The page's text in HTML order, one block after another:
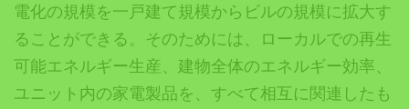
電化の規模を一戸建て規模からビルの規模に拡大す
ることができる。そのためには、ローカルでの再生
可能エネルギー生産、建物全体のエネルギー効率、
ユニット内の家電製品を、すべて相互に関連したも